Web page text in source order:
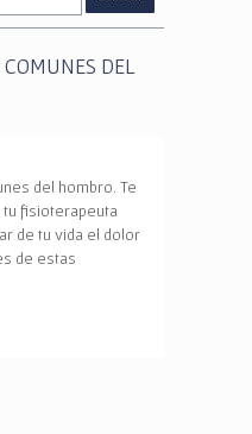
DEL
del hombro. Te
fisioterapeuta
de tu vida el dolor
de estas